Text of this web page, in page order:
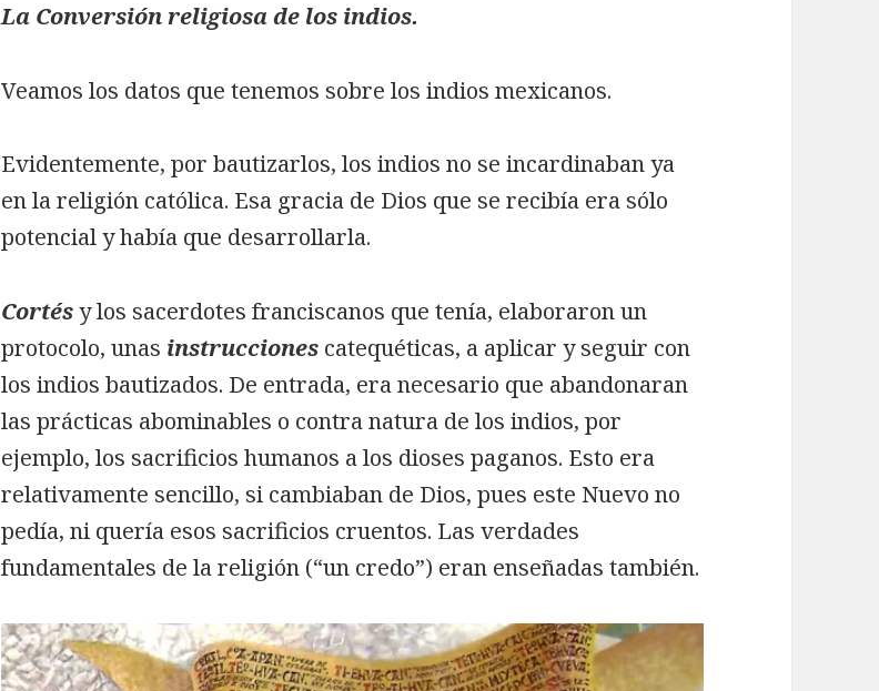
La Conversión religiosa de los indios.
Veamos los datos que tenemos sobre los indios mexicanos.
Evidentemente, por bautizarlos, los indios no se incardinaban ya
en la religión católica. Esa gracia de Dios que se recibía era sólo
potencial y había que desarrollarla.
Cortésy los sacerdotes franciscanos que tenía, elaboraron un
protocolo, unas instrucciones catequéticas, a aplicar y seguir con
los indios bautizados. De entrada, era necesario que abandonaran
las prácticas abominables o contra natura de los indios, por
ejemplo, los sacrificios humanos a los dioses paganos. Esto era
relativamente sencillo, si cambiaban de Dios, pues este Nuevo no
pedía, ni quería esos sacrificios cruentos. Las verdades
fundamentales de la religión (“un credo”) eran enseñadas también.